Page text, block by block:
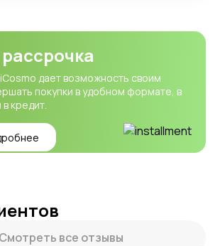
дает возможность своим
покупки в удобном формате, в
кредит.
Смотреть все отзывы